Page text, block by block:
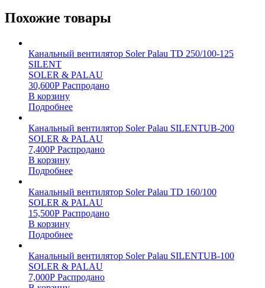
Похожие товары
Канальный вентилятор Soler Palau TD 250/100-125
SILENT
SOLER & PALAU
30,600Р Распродано
В корзину
Подробнее
Канальный вентилятор Soler Palau SILENTUB-200
SOLER & PALAU
7,400Р Распродано
В корзину
Подробнее
Канальный вентилятор Soler Palau TD 160/100
SOLER & PALAU
15,500Р Распродано
В корзину
Подробнее
Канальный вентилятор Soler Palau SILENTUB-100
SOLER & PALAU
7,000Р Распродано